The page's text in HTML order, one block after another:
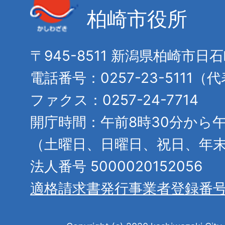
柏崎市役所
〒945-8511 新潟県柏崎市日
電話番号：0257-23-5111（代
ファクス：0257-24-7714
開庁時間：午前8時30分から
（土曜日、日曜日、祝日、年
法人番号 5000020152056
適格請求書発行事業者登録番